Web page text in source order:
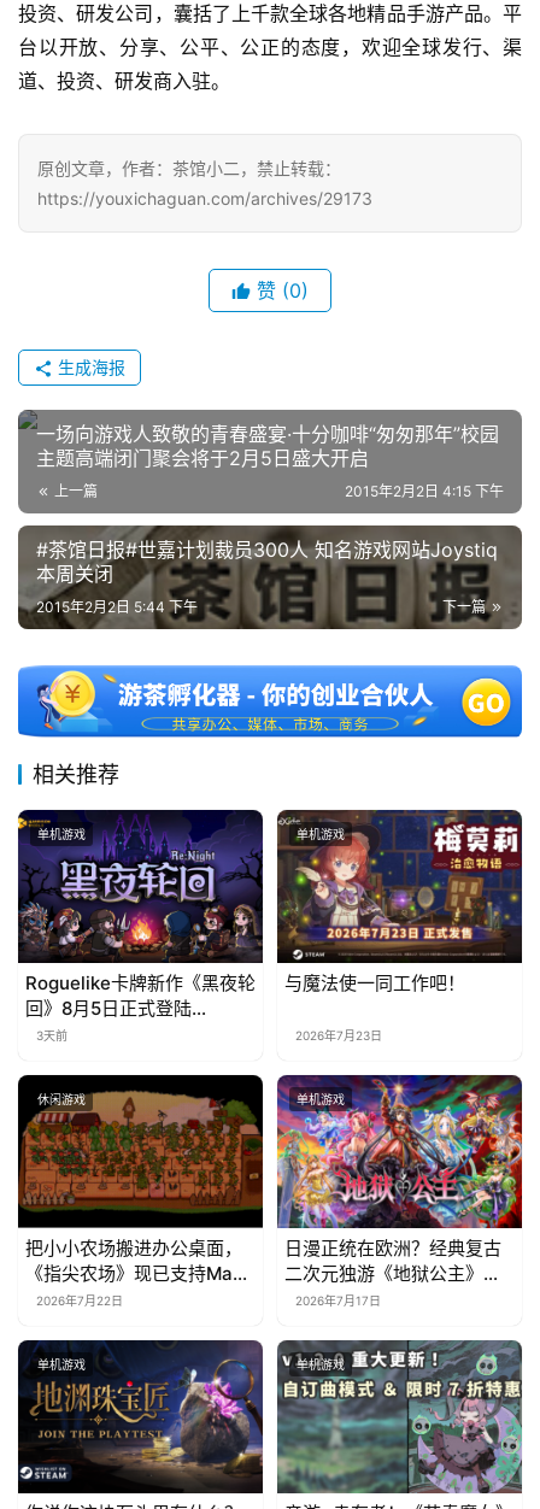
投资、研发公司，囊括了上千款全球各地精品手游产品。平
台以开放、分享、公平、公正的态度，欢迎全球发行、渠
道、投资、研发商入驻。
原创文章，作者：茶馆小二，禁止转载：
https://youxichaguan.com/archives/29173
赞 (0)
生成海报
一场向游戏人致敬的青春盛宴·十分咖啡“匆匆那年”校园
主题高端闭门聚会将于2月5日盛大开启
上一篇 2015年2月2日 4:15 下午
#茶馆日报#世嘉计划裁员300人 知名游戏网站Joystiq
本周关闭
下一篇
2015年2月2日 5:44 下午
相关推荐
单机游戏
Roguelike卡牌新作《黑夜轮
回》8月5日正式登陆
Steam，首发9折优惠开启
3天前
单机游戏
与魔法使一同工作吧！
2026年7月23日
休闲游戏
把小小农场搬进办公桌面，
《指尖农场》现已支持Mac
系统！
2026年7月22日
单机游戏
日漫正统在欧洲？经典复古
二次元独游《地狱公主》现
已EA上线
2026年7月17日
单机游戏 单机游戏